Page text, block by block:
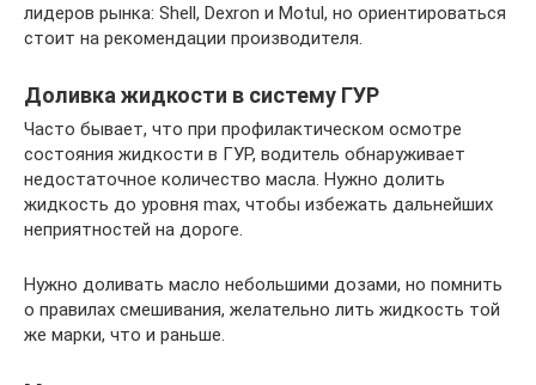
лидеров рынка: Shell, Dexron и Motul, но ориентироваться
стоит на рекомендации производителя.
Доливка жидкости в систему ГУР
Часто бывает, что при профилактическом осмотре
состояния жидкости в ГУР, водитель обнаруживает
недостаточное количество масла. Нужно долить
жидкость до уровня max, чтобы избежать дальнейших
неприятностей на дороге.
Нужно доливать масло небольшими дозами, но помнить
о правилах смешивания, желательно лить жидкость той
же марки, что и раньше.